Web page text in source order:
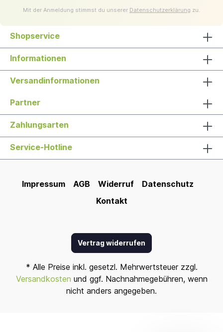
Mit der Anmeldung stimmst du unserer Datenschutzerklärung zu.
Shopservice
Informationen
Versandinformationen
Partner
Zahlungsarten
Service-Hotline
Impressum AGB Widerruf
Datenschutz
Kontakt
Vertrag widerrufen
* Alle Preise inkl. gesetzl. Mehrwertsteuer zzgl.
Versandkosten und ggf. Nachnahmegebühren, wenn
nicht anders angegeben.